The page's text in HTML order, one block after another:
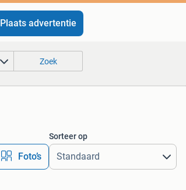
Plaats advertentie
Zoek
Foto’s
Sorteer op